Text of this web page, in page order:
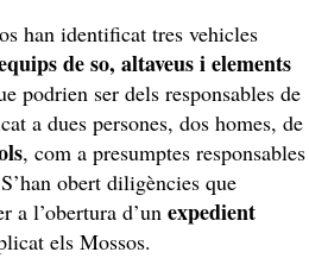
han identificat tres vehicles
de so, altaveus i elements
podrien ser dels responsables de
a dues persones, dos homes, de
, com a presumptes responsables
obert diligències que
a l’obertura d’unexpedient
els Mossos.